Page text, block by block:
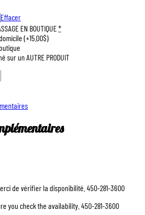
Effacer
EN BOUTIQUE*
(+15.00$)
un AUTRE PRODUIT
de vérifier la disponibilité. 450-281-3600
you check the availability. 450-281-3600